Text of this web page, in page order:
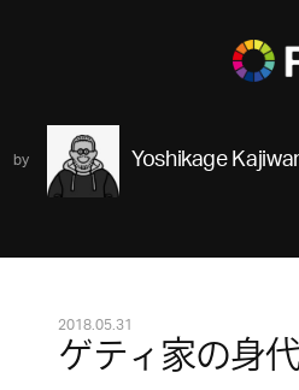
Yoshikage
2018.05.31
ゲティ家の身